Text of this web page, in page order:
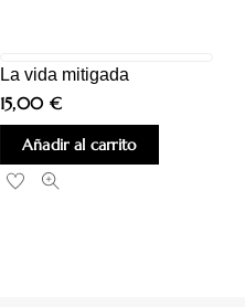
La vida mitigada
15,00 €
Añadir al carrito